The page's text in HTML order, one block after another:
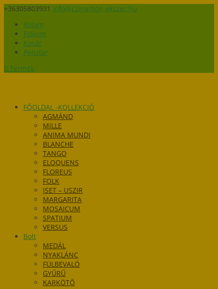
+36305803931 info@czinamon-ekszer.hu
Rólam
Fiókom
Kosár
Pénztár
0 Termék
FŐOLDAL -KOLLEKCIÓ
AGMÁND
MILLE
ANIMA MUNDI
BLANCHE
TANGO
ELOQUENS
FLOREUS
FOLK
ISET – USZIR
MARGARITA
MOSAICUM
SPATIUM
VERSUS
Bolt
MEDÁL
NYAKLÁNC
FÜLBEVALÓ
GYŰRŰ
KARKÖTŐ